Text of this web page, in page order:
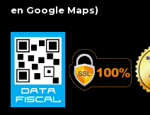
en Google Maps)